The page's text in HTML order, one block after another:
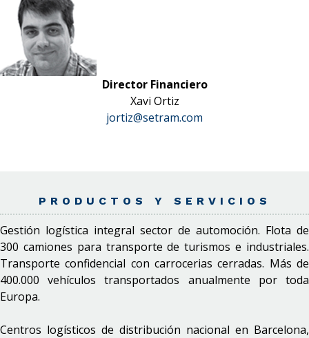
Director Financiero
Xavi Ortiz
jortiz@setram.com
PRODUCTOS Y SERVICIOS
Gestión logística integral sector de automoción. Flota de
300 camiones para transporte de turismos e industriales.
Transporte confidencial con carrocerias cerradas. Más de
400.000 vehículos transportados anualmente por toda
Europa.
Centros logísticos de distribución nacional en Barcelona,